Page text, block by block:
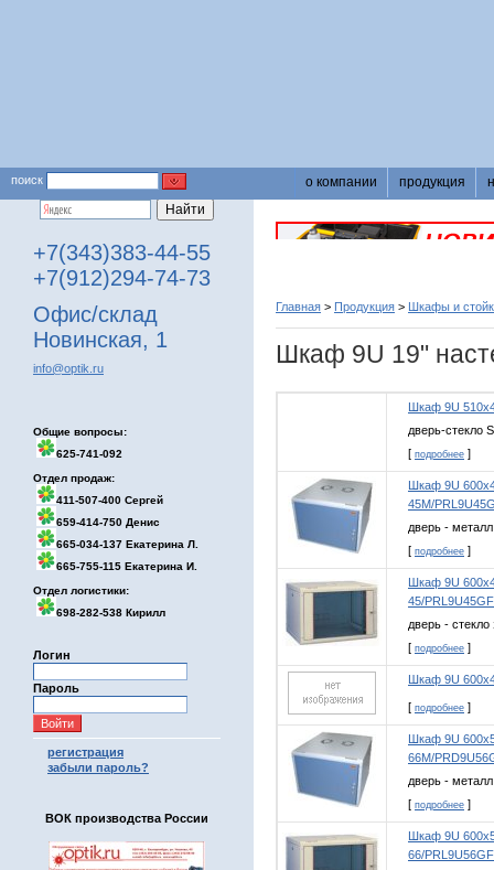
поиск о компании продукция
+7(343)383-44-55
+7(912)294-74-73
Офис/склад
Новинская, 1
info@optik.ru
Общие вопросы:
625-741-092
Отдел продаж:
411-507-400 Сергей
659-414-750 Денис
665-034-137 Екатерина Л.
665-755-115 Екатерина И.
Отдел логистики:
698-282-538 Кирилл
Логин
Пароль
регистрация
забыли пароль?
ВОК производства России
Главная > Продукция > Шкафы и
Шкаф 9U 19"
Шкаф 9U
дверь-стекло
[ подробнее ]
Шкаф 9U
45M/
дверь - металл
[ подробнее ]
Шкаф 9U
45/
дверь - стекло
[ подробнее ]
Шкаф 9U
[ подробнее ]
Шкаф 9U
66М/
дверь - металл
[ подробнее ]
Шкаф 9U
66/